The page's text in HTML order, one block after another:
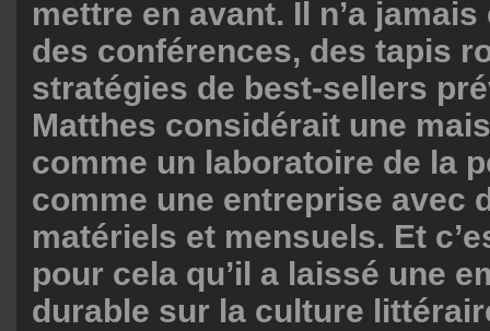
mettre en avant. Il n’a jamais
des conférences, des tapis
stratégies de best-sellers
Matthes considérait une
comme un laboratoire de la
comme une entreprise avec
matériels et mensuels. Et
pour cela qu’il a laissé une
durable sur la culture